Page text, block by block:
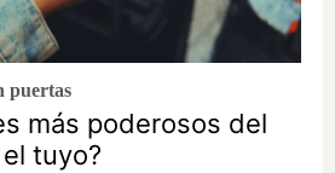
puertas
más poderosos del
tuyo?